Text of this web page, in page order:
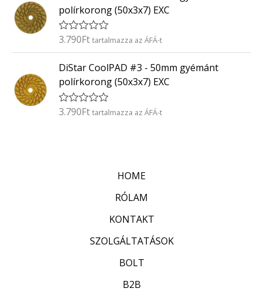
5
e
l
s
:
/
5
polírkorong (50x3x7) EXC
É
é
e
l
é
s
3.790Ft tartalmazza az ÁFÁ-t
DiStar CoolPAD #3 - 50mm gyémánt
polírkorong (50x3x7) EXC
É
3.790Ft tartalmazza az ÁFÁ-t
HOME
RÓLAM
KONTAKT
SZOLGÁLTATÁSOK
BOLT
B2B